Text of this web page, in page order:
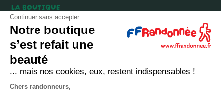
LA BOUTIQUE
Qui sommes-nous ?
Comment devenir adhérent ?
Mentions légales
CGV et politique de confidentialité
Cookies
Continuer sans accepter
Notre boutique
s’est refait une
beauté
... mais nos cookies, eux, restent indispensables !
Chers randonneurs,